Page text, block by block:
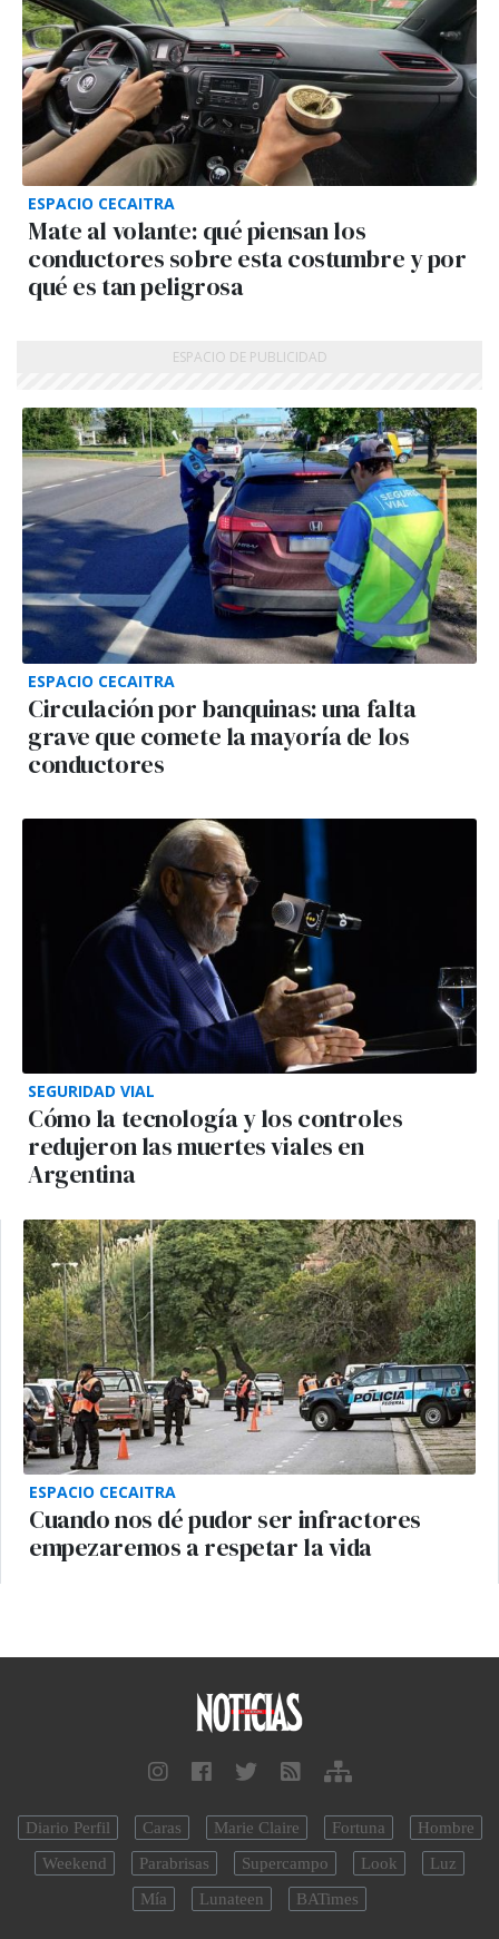
ESPACIO CECAITRA
Mate al volante: qué piensan los
conductores sobre esta costumbre y por
qué es tan peligrosa
ESPACIO CECAITRA
Circulación por banquinas: una falta
grave que comete la mayoría de los
conductores
SEGURIDAD VIAL
Cómo la tecnología y los controles
redujeron las muertes viales en
Argentina
ESPACIO CECAITRA
Cuando nos dé pudor ser infractores
empezaremos a respetar la vida
Diario Perfil Caras Marie Claire Fortuna
Hombre
Weekend
Parabrisas Supercampo Look
Luz
Mía
Lunateen BATimes